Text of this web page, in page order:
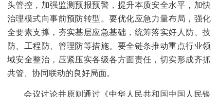
头管控，加强监测预报预警，提升本质安全水平，加快
治理模式向事前预防转型。要优化应急力量布局，强化
全要素支撑，夯实基层应急基础，统筹落实好人防、技
防、工程防、管理防等措施。要全链条推动重点行业领
域安全整治，压紧压实各级各方面责任，切实形成齐抓
共管、协同联动的良好局面。
会议讨论并原则通过《中华人民共和国中国人民银